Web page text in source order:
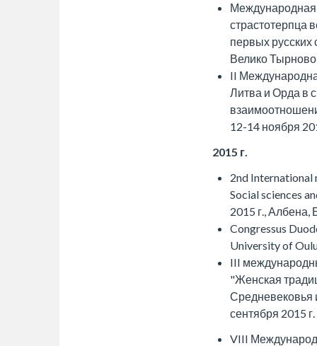
Международная
страстотерпца
первых русских
Велико
II
Литва и Орда в
12-14 ноября
2015 г.
2nd
Social sciences
2015 г., Албена,
Congressus
University of
III
"Женская
Средневековья
сентября 2015 г.
VIII